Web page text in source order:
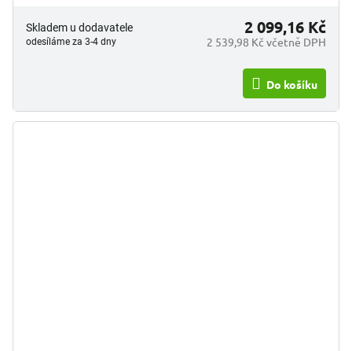
Skladem u dodavatele
odesíláme za 3-4 dny 2 539,98 Kč včetně DPH
2 099,16 Kč
Do košíku